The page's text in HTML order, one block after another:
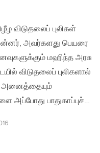
விடுதலைப் புலிகள்
அவர்களது பெயரை
மஹிந்த அரசு
விடுதலைப் புலிகளால்
அனைத்தையும்
அப்போது பாதுகாப்புச்…